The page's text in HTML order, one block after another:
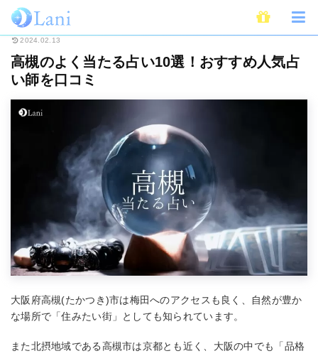
ホーム 占い 高槻のよく当たる占い10選！おすすめ人
2024.02.13
高槻のよく当たる占い10選！おすすめ人気占
い師を口コミ
大阪府高槻(たかつき)市は梅田へのアクセスも良く、自然が豊か
な場所で「住みたい街」としても知られています。
また北摂地域である高槻市は京都とも近く、大阪の中でも「品格